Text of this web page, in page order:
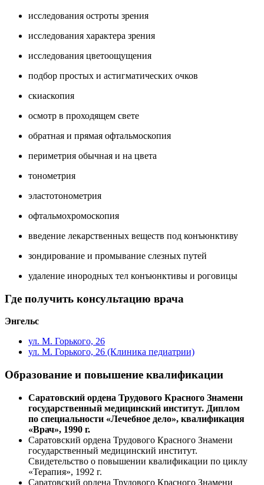
исследования остроты зрения
исследования характера зрения
исследования цветоощущения
подбор простых и астигматических очков
скиаскопия
осмотр в проходящем свете
обратная и прямая офтальмоскопия
периметрия обычная и на цвета
тонометрия
эластотонометрия
офтальмохромоскопия
введение лекарственных веществ под конъюнктиву
зондирование и промывание слезных путей
удаление инородных тел конъюнктивы и роговицы
Где получить консультацию врача
Энгельс
ул. М. Горького, 26
ул. М. Горького, 26 (Клиника педиатрии)
Образование и повышение квалификации
Саратовский ордена Трудового Красного Знамени
государственный медицинский институт. Диплом
по специальности «Лечебное дело», квалификация
«Врач», 1990 г.
Саратовский ордена Трудового Красного Знамени
государственный медицинский институт.
Свидетельство о повышении квалификации по циклу
«Терапия», 1992 г.
Саратовский ордена Трудового Красного Знамени